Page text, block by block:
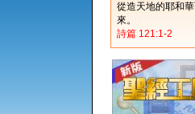
從造天地的耶和
來。
詩篇 121:1-2